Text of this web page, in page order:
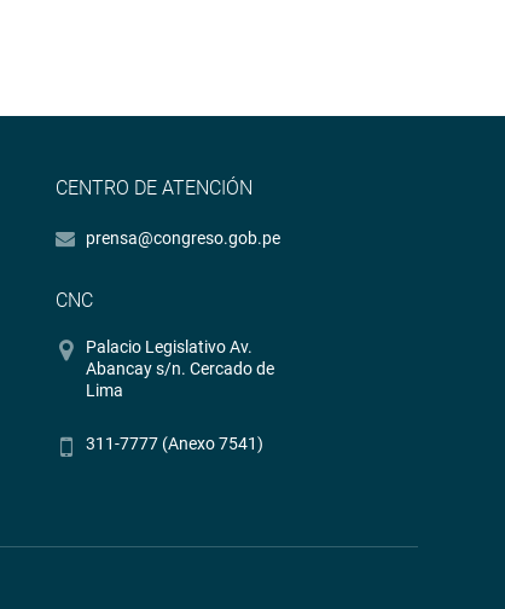
CENTRO DE ATENCIÓN
prensa@congreso.gob.pe
CNC
Palacio Legislativo Av.
Abancay s/n. Cercado de
Lima
311-7777 (Anexo 7541)